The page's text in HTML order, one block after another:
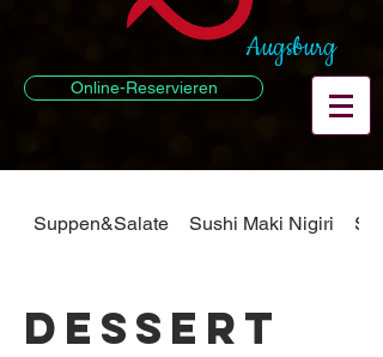
Augsburg
Online-Reservieren
Suppen&Salate Sushi Maki Nigiri
Dessert